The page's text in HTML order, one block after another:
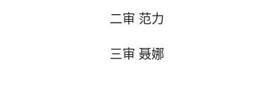
二审 范力
三审 聂娜